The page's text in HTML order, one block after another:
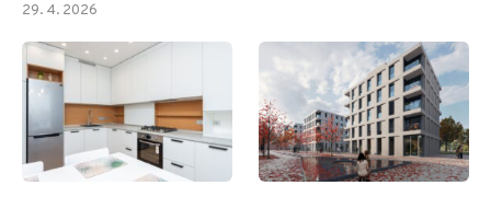
29. 4. 2026